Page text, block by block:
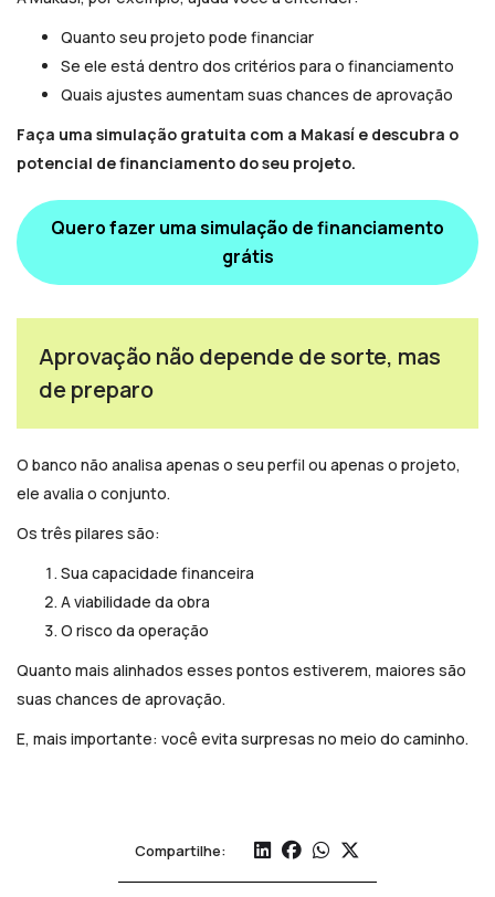
Quanto seu projeto pode financiar
Se ele está dentro dos critérios para o financiamento
Quais ajustes aumentam suas chances de aprovação
Faça uma simulação gratuita com a Makasí e descubra o
potencial de financiamento do seu projeto.
Quero fazer uma simulação de financiamento
grátis
Aprovação não depende de sorte, mas
de preparo
O banco não analisa apenas o seu perfil ou apenas o projeto,
ele avalia o conjunto.
Os três pilares são:
Sua capacidade financeira
A viabilidade da obra
O risco da operação
Quanto mais alinhados esses pontos estiverem, maiores são
suas chances de aprovação.
E, mais importante: você evita surpresas no meio do caminho.
Compartilhe: